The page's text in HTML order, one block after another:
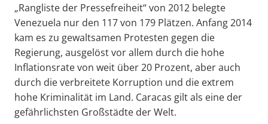
„Rangliste der Pressefreiheit“ von 2012 belegte
Venezuela nur den 117 von 179 Plätzen. Anfang 2014
kam es zu gewaltsamen Protesten gegen die
Regierung, ausgelöst vor allem durch die hohe
Inflationsrate von weit über 20 Prozent, aber auch
durch die verbreitete Korruption und die extrem
hohe Kriminalität im Land. Caracas gilt als eine der
gefährlichsten Großstädte der Welt.